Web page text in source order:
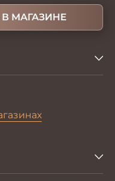
МАГАЗИНЕ